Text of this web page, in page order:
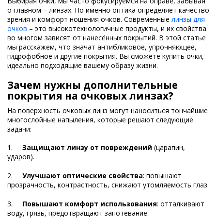
о главном – линзах. Но именно оптика определяет качество
зрения и комфорт ношения очков. Современные линзы для
очков – это высокотехнологичные продукты, и их свойства
во многом зависят от нанесённых покрытий. В этой статье
мы расскажем, что значат антибликовое, упрочняющее,
гидрофобное и другие покрытия. Вы сможете купить очки,
идеально подходящие вашему образу жизни.
Зачем нужны дополнительные
покрытия на очковых линзах?
На поверхность очковых линз могут наноситься тончайшие
многослойные напыления, которые решают следующие
задачи:
1. Защищают линзу от повреждений (царапин,
ударов).
2. Улучшают оптические свойства: повышают
прозрачность, контрастность, снижают утомляемость глаз.
3. Повышают комфорт использования: отталкивают
воду, грязь, предотвращают запотевание.